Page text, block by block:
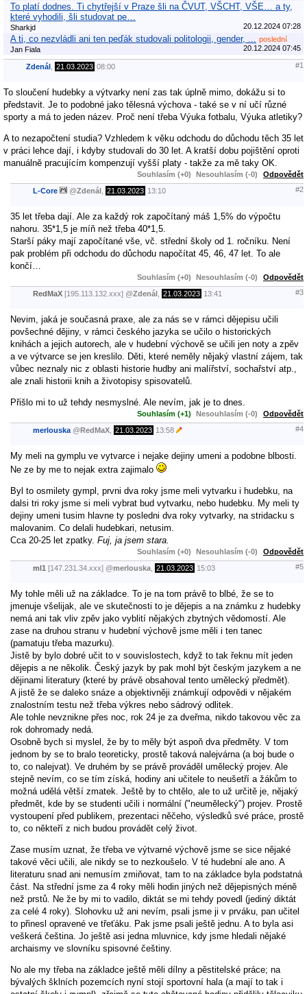
To platí dodnes. Ti chytřejší v Praze šli na ČVUT, VŠCHT, VŠE… a ty,
které vyhodili, šli studovat pe…
Sharkjd 20.12.2024 07:28
A ti, co nezvládli ani ten peďák studovali politologii, gender, ...
poslední
Jan Fiala
20.12.2024 07:45
Zdenál 21.03.2023 08:00 #1
To sloučení hudebky a výtvarky není zas tak úplně mimo, dokážu si to
představit. Je to podobné jako tělesná výchova - také se v ní učí různé
sporty a má to jeden název. Proč není třeba Výuka fotbalu, Výuka atletiky?
A to nezapočtení studia? Vzhledem k věku odchodu do důchodu těch 35 let
v práci lehce dají, i kdyby studovali do 30 let. A kratší dobu pojištění oproti
manuálně pracujícím kompenzují vyšší platy - takže za mě taky OK.
Souhlasím (+0) Nesouhlasím (-0) Odpovědět
L-Core @Zdenál 21.03.2023 13:10 #2
35 let třeba dají. Ale za každý rok započítaný máš 1,5% do výpočtu
nahoru. 35*1,5 je míň než třeba 40*1,5.
Starší páky mají započítané vše, vč. střední školy od 1. ročníku. Není
pak problém při odchodu do důchodu napočítat 45, 46, 47 let. To ale
končí…
Souhlasím (+0) Nesouhlasím (-0) Odpovědět
RedMaX [195.113.132.xxx] @Zdenál 21.03.2023 13:41 #3
Nevim, jaká je současná praxe, ale za nás se v rámci dějepisu učili
povšechné dějiny, v rámci českého jazyka se učilo o historických
knihách a jejich autorech, ale v hudební výchově se učili jen noty a zpěv
a ve výtvarce se jen kreslilo. Děti, které neměly nějaký vlastní zájem, tak
vůbec neznaly nic z oblasti historie hudby ani malířství, sochařství atp.,
ale znali historii knih a životopisy spisovatelů.
Přišlo mi to už tehdy nesmyslné. Ale nevím, jak je to dnes.
Souhlasím (+1) Nesouhlasím (-0) Odpovědět
merlouska @RedMaX 21.03.2023 13:58 #4
My meli na gymplu ve vytvarce i nejake dejiny umeni a podobne blbosti.
Ne ze by me to nejak extra zajimalo
Byl to osmilety gympl, prvni dva roky jsme meli vytvarku i hudebku, na
dalsi tri roky jsme si meli vybrat bud vytvarku, nebo hudebku. My meli ty
dejiny umeni tusim hlavne ty posledni dva roky vytvarky, na stridacku s
malovanim. Co delali hudebkari, netusim.
Cca 20-25 let zpatky. Fuj, ja jsem stara.
Souhlasím (+0) Nesouhlasím (-0) Odpovědět
ml1 [147.231.34.xxx] @merlouska 21.03.2023 15:03 #5
My tohle měli už na základce. To je na tom právě to blbé, že se to
jmenuje všelijak, ale ve skutečnosti to je dějepis a na známku z hudebky
nemá ani tak vliv zpěv jako vyblití nějakých zbytných vědomostí. Ale
zase na druhou stranu v hudební výchově jsme měli i ten tanec
(pamatuju třeba mazurku).
Jistě by bylo dobré učit to v souvislostech, když to tak řeknu mít jeden
dějepis a ne několik. Český jazyk by pak mohl být českým jazykem a ne
dějinami literatury (které by právě obsahoval tento umělecký předmět).
A jistě že se daleko snáze a objektivněji známkují odpovědi v nějakém
znalostním testu než třeba výkres nebo sádrový odlitek.
Ale tohle nevznikne přes noc, rok 24 je za dveřma, nikdo takovou věc za
rok dohromady nedá.
Osobně bych si myslel, že by to měly být aspoň dva předměty. V tom
jednom by se to bralo teoreticky, prostě taková nalejvárna (a boj bude o
to, co nalejvat). Ve druhém by se právě prováděl umělecký projev. Ale
stejně nevím, co se tím získá, hodiny ani učitele to neušetří a žákům to
možná udělá větší zmatek. Ještě by to chtělo, ale to už určitě je, nějaký
předmět, kde by se studenti učili i normální ("neumělecký") projev. Prostě
vystoupení před publikem, prezentaci něčeho, výsledků své práce, prostě
to, co někteří z nich budou provádět celý život.
Zase musím uznat, že třeba ve výtvarné výchově jsme se sice nějaké
takové věci učili, ale nikdy se to nezkoušelo. V té hudební ale ano. A
literaturu snad ani nemusím zmiňovat, tam to na základce byla podstatná
část. Na střední jsme za 4 roky měli hodin jiných než dějepisných méně
než prstů. Ne že by mi to vadilo, diktát se mi tehdy povedl (jediný diktát
za celé 4 roky). Slohovku už ani nevím, psali jsme ji v prváku, pan učitel
to přinesl opravené ve třeťáku. Pak jsme psali ještě jednu. A to byla asi
veškerá čeština. Jo ještě asi jedna mluvnice, kdy jsme hledali nějaké
archaismy ve slovníku spisovné češtiny.
No ale my třeba na základce ještě měli dílny a pěstitelské práce; na
bývalých šklních pozemcích nyní stojí sportovní hala (a mají to tak i